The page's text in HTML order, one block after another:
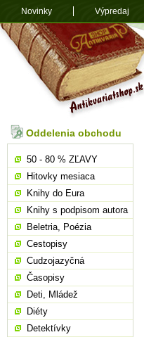
Oddelenia obchodu
50 - 80 % ZĽAVY
Hitovky mesiaca
Knihy do Eura
Knihy s podpisom autora
Beletria, Poézia
Cestopisy
Cudzojazyčná
Časopisy
Deti, Mládež
Diéty
Detektívky
Novinky Výpredaj